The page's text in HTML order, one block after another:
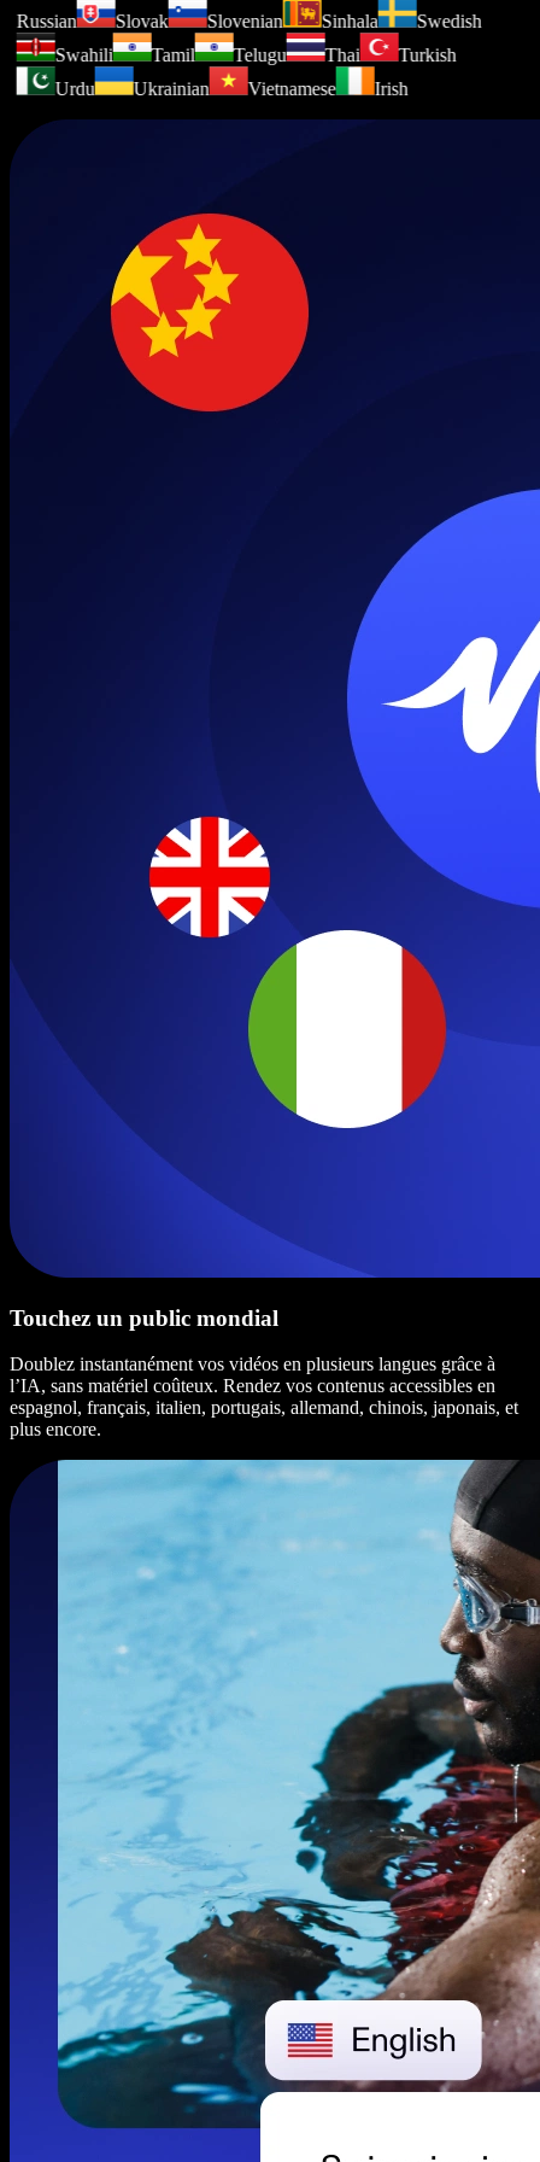
Russian
Slovak Slovenian Sinhala
Swedish
Swahili
Tamil Telugu Thai
Turkish
Urdu
Ukrainian Vietnamese Irish
Touchez un public mondial
Doublez instantanément vos vidéos en plusieurs langues grâce à
l’IA, sans matériel coûteux. Rendez vos contenus accessibles en
espagnol, français, italien, portugais, allemand, chinois, japonais, et
plus encore.